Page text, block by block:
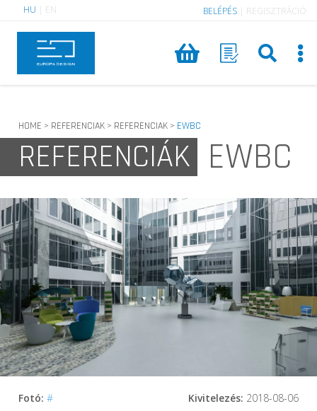
HU EN BELÉPÉS REGISZTRÁCIÓ
HOME > REFERENCIAK > REFERENCIAK > EWBC
REFERENCIÁK EWBC
Fotó:# Kivitelezés: 2018-08-06